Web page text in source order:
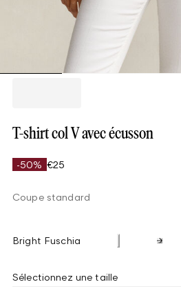
T-shirt col V avec écusson
-50% €25
Coupe standard
Bright Fuschia
Sélectionnez une taille